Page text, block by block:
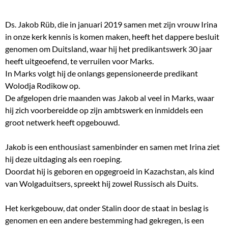
Ds. Jakob Rüb, die in januari 2019 samen met zijn vrouw Irina
in onze kerk kennis is komen maken, heeft het dappere besluit
genomen om Duitsland, waar hij het predikantswerk 30 jaar
heeft uitgeoefend, te verruilen voor Marks.
In Marks volgt hij de onlangs gepensioneerde predikant
Wolodja Rodikow op.
De afgelopen drie maanden was Jakob al veel in Marks, waar
hij zich voorbereidde op zijn ambtswerk en inmiddels een
groot netwerk heeft opgebouwd.
Jakob is een enthousiast samenbinder en samen met Irina ziet
hij deze uitdaging als een roeping.
Doordat hij is geboren en opgegroeid in Kazachstan, als kind
van Wolgaduitsers, spreekt hij zowel Russisch als Duits.
Het kerkgebouw, dat onder Stalin door de staat in beslag is
genomen en een andere bestemming had gekregen, is een